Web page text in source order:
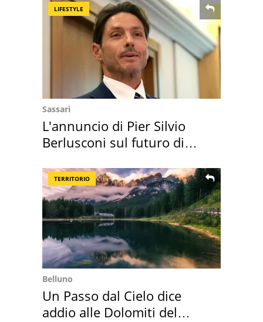
LIFESTYLE
Sassari
L'annuncio di Pier Silvio
Berlusconi sul futuro di
TERRITORIO
Belluno
Un Passo dal Cielo dice
addio alle Dolomiti del